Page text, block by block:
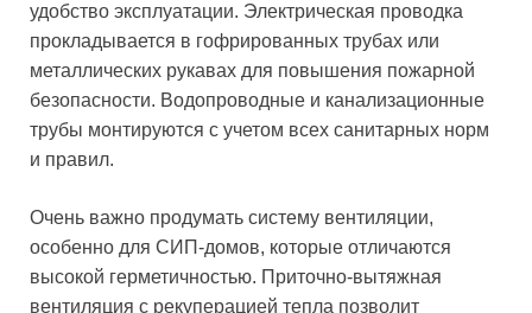
удобство эксплуатации. Электрическая проводка
прокладывается в гофрированных трубах или
металлических рукавах для повышения пожарной
безопасности. Водопроводные и канализационные
трубы монтируются с учетом всех санитарных норм
и правил.
Очень важно продумать систему вентиляции,
особенно для СИП-домов, которые отличаются
высокой герметичностью. Приточно-вытяжная
вентиляция с рекуперацией тепла позволит